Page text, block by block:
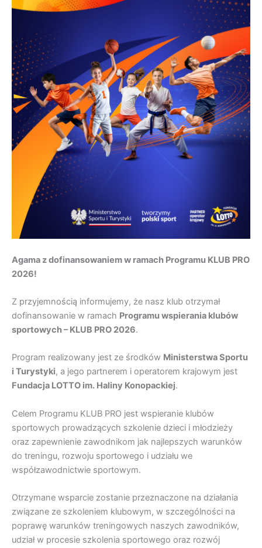
Agama z dofinansowaniem w ramach Programu KLUB PRO
2026!
Z przyjemnością informujemy, że nasz klub otrzymał
dofinansowanie w ramach Programu wspierania klubów
sportowych – KLUB PRO 2026.
Program realizowany jest ze środków Ministerstwa Sportu
i Turystyki, a jego partnerem i operatorem krajowym jest
Fundacja LOTTO im. Haliny Konopackiej.
Celem Programu KLUB PRO jest wspieranie klubów
sportowych prowadzących szkolenie dzieci i młodzieży
oraz zapewnienie zawodnikom jak najlepszych warunków
do treningu, rozwoju sportowego i udziału we
współzawodnictwie sportowym.
Otrzymane wsparcie zostanie przeznaczone na działania
związane ze szkoleniem klubowym, w szczególności na
poprawę warunków treningowych naszych zawodników,
udział w procesie szkolenia sportowego oraz rozwój